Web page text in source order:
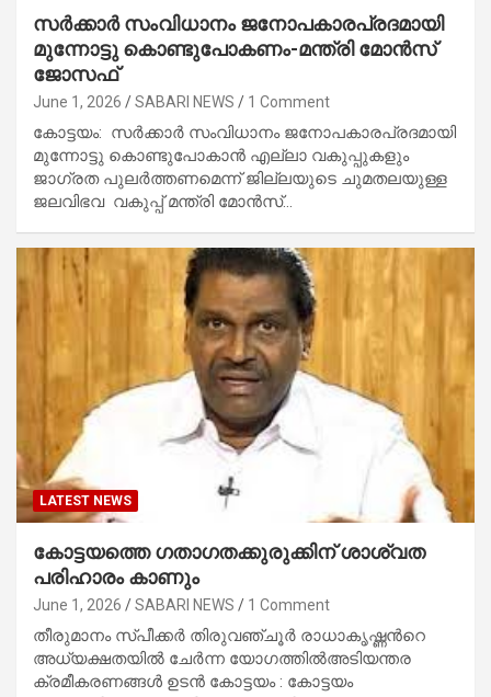
സര്‍ക്കാര്‍ സംവിധാനം ജനോപകാരപ്രദമായി
മുന്നോട്ടു കൊണ്ടുപോകണം-മന്ത്രി മോന്‍സ്
ജോസഫ്
June 1, 2026 SABARI NEWS 1 Comment
കോട്ടയം: സര്‍ക്കാര്‍ സംവിധാനം ജനോപകാരപ്രദമായി
മുന്നോട്ടു കൊണ്ടുപോകാന്‍ എല്ലാ വകുപ്പുകളും
ജാഗ്രത പുലര്‍ത്തണമെന്ന് ജില്ലയുടെ ചുമതലയുള്ള
ജലവിഭവ വകുപ്പ് മന്ത്രി മോന്‍സ്…
LATEST NEWS
കോട്ടയത്തെ ഗതാഗതക്കുരുക്കിന് ശാശ്വത
പരിഹാരം കാണും
June 1, 2026 SABARI NEWS 1 Comment
തീരുമാനം സ്പീക്കര്‍ തിരുവഞ്ചൂര്‍ രാധാകൃഷ്ണന്‍റെ
അധ്യക്ഷതയില്‍ ചേര്‍ന്ന യോഗത്തില്‍അടിയന്തര
ക്രമീകരണങ്ങള്‍ ഉടന്‍ കോട്ടയം : കോട്ടയം